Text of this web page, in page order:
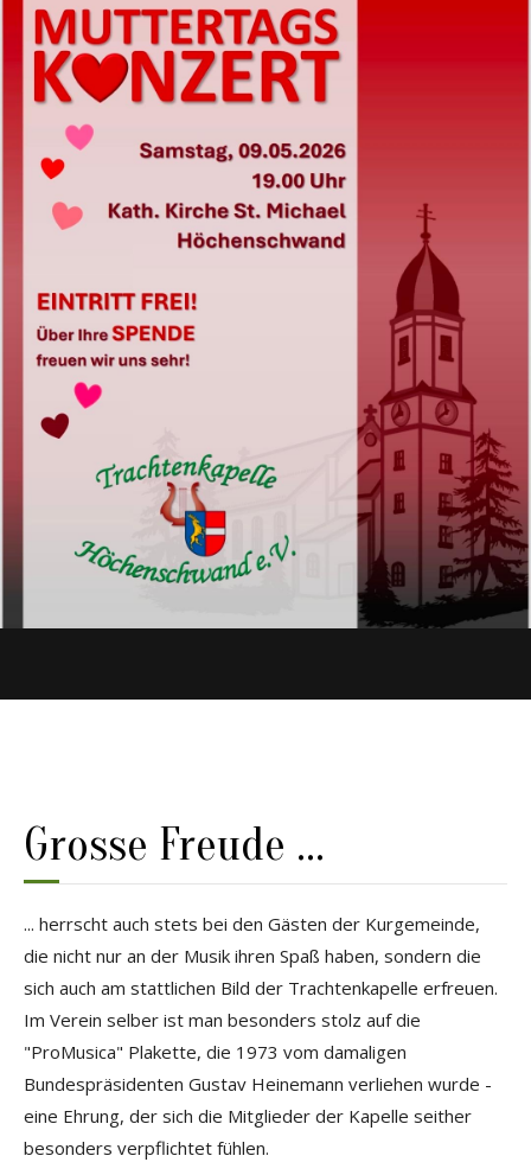
Grosse Freude ...
... herrscht auch stets bei den Gästen der Kurgemeinde,
die nicht nur an der Musik ihren Spaß haben, sondern die
sich auch am stattlichen Bild der Trachtenkapelle erfreuen.
Im Verein selber ist man besonders stolz auf die
"ProMusica" Plakette, die 1973 vom damaligen
Bundespräsidenten Gustav Heinemann verliehen wurde -
eine Ehrung, der sich die Mitglieder der Kapelle seither
besonders verpflichtet fühlen.